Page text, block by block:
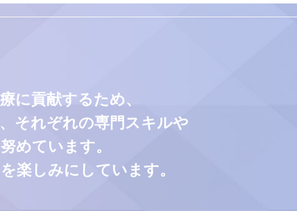
に貢献するため、
それぞれの専門スキルや
めています。
楽しみにしています。